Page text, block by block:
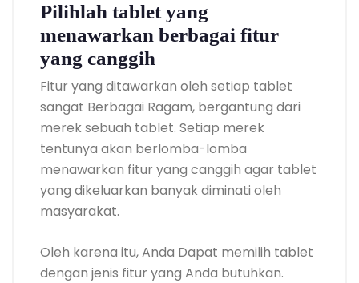
Pilihlah tablet yang
menawarkan berbagai fitur
yang canggih
Fitur yang ditawarkan oleh setiap tablet
sangat Berbagai Ragam, bergantung dari
merek sebuah tablet. Setiap merek
tentunya akan berlomba-lomba
menawarkan fitur yang canggih agar tablet
yang dikeluarkan banyak diminati oleh
masyarakat.
Oleh karena itu, Anda Dapat memilih tablet
dengan jenis fitur yang Anda butuhkan.